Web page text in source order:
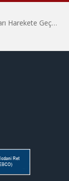
Hiroşima’nın 81. Yılında İtalyan Savaş Karşıtları Harekete Geçti: “Hatırlamak yeterli değil”